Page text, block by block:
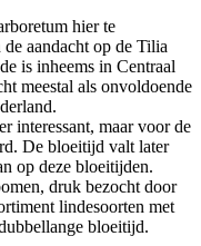
hier te
aandacht op de Tilia
is inheems in Centraal
meestal als onvoldoende
interessant, maar voor de
De bloeitijd valt later
op deze bloeitijden.
druk bezocht door
lindesoorten met
bloeitijd.